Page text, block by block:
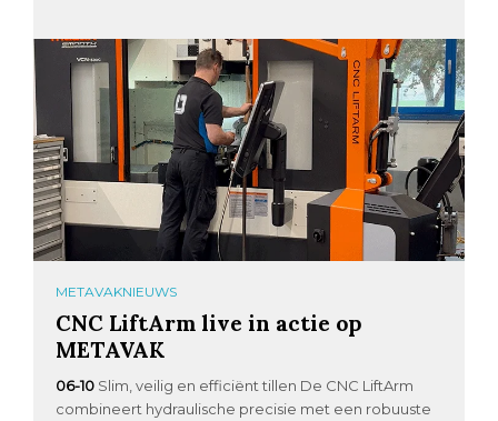
METAVAKNIEUWS
CNC LiftArm live in actie op
METAVAK
06-10 Slim, veilig en efficiënt tillen De CNC LiftArm
combineert hydraulische precisie met een robuuste